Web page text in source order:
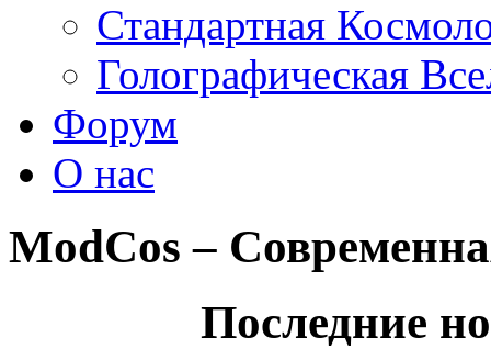
Стандартная
Голографическая
Форум
О нас
ModCos –
Последние